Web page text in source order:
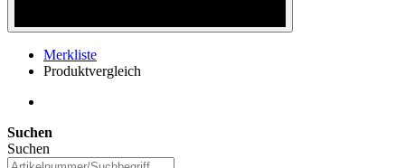
Merkliste
Produktvergleich
Suchen
Suchen